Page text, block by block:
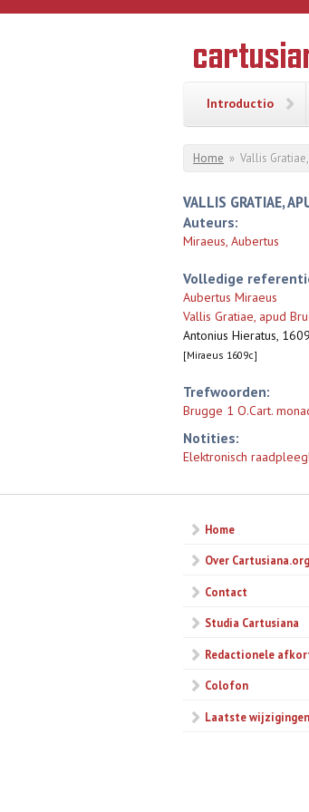
Overslaan en naar de inhoud gaan
Geschiedenis
van de
Introductio
U bent hier
Home » Vallis
VALLIS GRATIAE,
Auteurs:
Miraeus, Aubertus
Volledige
Aubertus Miraeus
Vallis Gratiae, apud
Antonius Hieratus,
[Miraeus 1609c]
Trefwoorden:
Brugge 1 O.Cart.
Notities:
Elektronisch
Home
Over Cartusiana.org
Contact
Studia Cartusiana
Redactionele
Colofon
Laatste wijzigingen